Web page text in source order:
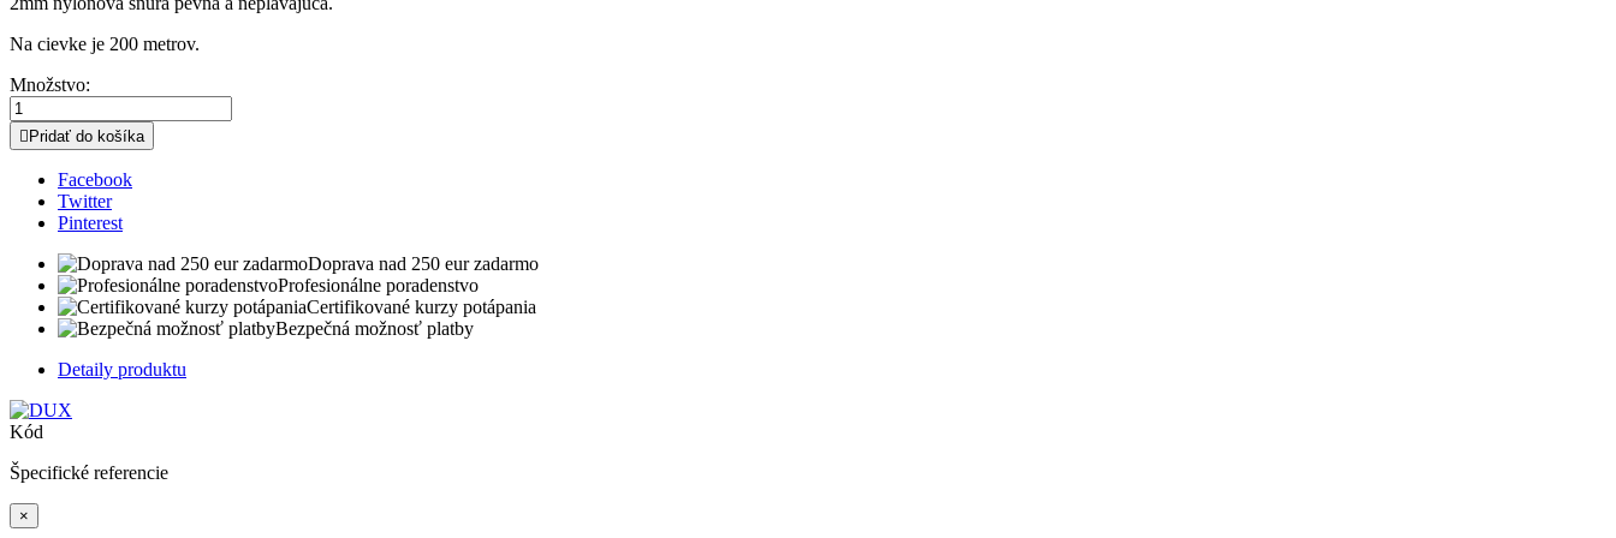
Na cievke je 200 metrov.
Množstvo:
 Pridať do košíka
Facebook
Twitter
Pinterest
Doprava nad 250 eur zadarmo
Profesionálne poradenstvo
Certifikované kurzy potápania
Bezpečná možnosť platby
Detaily produktu
Kód
Špecifické referencie
×